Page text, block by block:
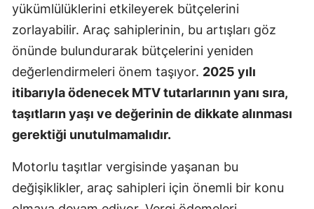
yükümlülüklerini etkileyerek bütçelerini
zorlayabilir. Araç sahiplerinin, bu artışları göz
önünde bulundurarak bütçelerini yeniden
değerlendirmeleri önem taşıyor. 2025 yılı
itibarıyla ödenecek MTV tutarlarının yanı sıra,
taşıtların yaşı ve değerinin de dikkate alınması
gerektiği unutulmamalıdır.
Motorlu taşıtlar vergisinde yaşanan bu
değişiklikler, araç sahipleri için önemli bir konu